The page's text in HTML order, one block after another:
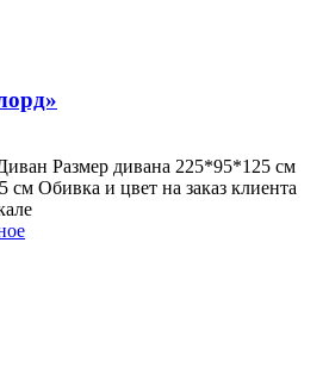
Размер дивана 225*95*125 см
см Обивка и цвет на заказ клиента